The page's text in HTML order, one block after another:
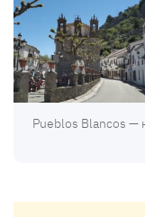
Pueblos Blancos —